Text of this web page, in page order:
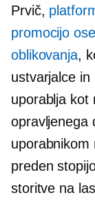
Prvič,
promocijo
oblikovanja,
ustvarjalce
uporablja kot
opravljenega
uporabnikom
preden
storitve na